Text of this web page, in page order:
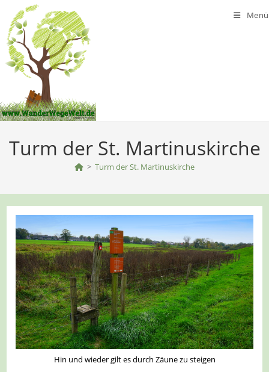
Inhalt
springen
Menü
Turm der St. Martinuskirche
> Turm der St. Martinuskirche
Hin und wieder gilt es durch Zäune zu steigen